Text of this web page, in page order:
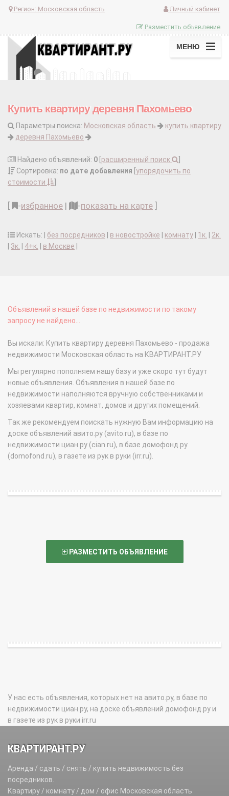
Регион: Московская область Личный кабинет
Разместить объявление
МЕНЮ
Купить квартиру деревня Пахомьево
Параметры поиска: Московская область
купить квартиру
деревня Пахомьево
Найдено объявлений: 0 расширенный поиск
Сортировка: по дате добавления упорядочить по
стоимости
-избранное | -показать на карте
Искать: | без посредников в новостройке комнату 1к.
2к.
3к. 4+к. в Москве
Объявлений в нашей базе по недвижимости по такому
запросу не найдено...
Вы искали: Купить квартиру деревня Пахомьево - продажа
недвижимости Московская область на КВАРТИРАНТ.РУ
Мы регулярно пополняем нашу базу и уже скоро тут будут
новые объявления. Объявления в нашей базе по
недвижимости наполняются вручную собственниками и
хозяевами квартир, комнат, домов и других помещений.
Так же рекомендуем поискать нужную Вам информацию на
доске объявлений авито.ру (avito.ru), в базе по
недвижимости циан.ру (cian.ru), в базе домофонд.ру
(domofond.ru), в газете из рук в руки (irr.ru).
РАЗМЕСТИТЬ ОБЪЯВЛЕНИЕ
У нас есть объявления, которых нет на авито.ру, в базе по
недвижимости циан.ру, на доске объявлений домофонд.ру и
в газете из рук в руки irr.ru
КВАРТИРАНТ.РУ
Аренда / сдать / снять / купить недвижимость без
посредников.
Квартиру / комнату / дом / офис Московская область